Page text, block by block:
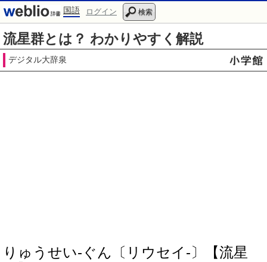
国語 ログイン 検索
流星群とは？ わかりやすく解説
デジタル大辞泉
りゅうせい‐ぐん〔リウセイ‐〕【流星